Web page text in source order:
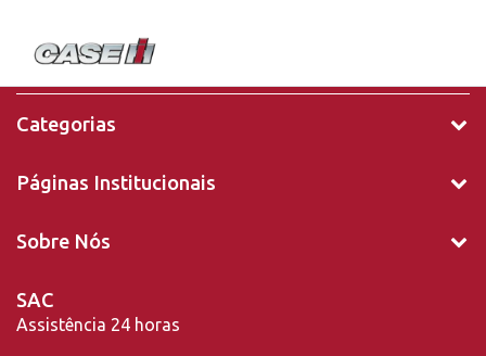
Categorias
Páginas Institucionais
Sobre Nós
SAC
Assistência 24 horas